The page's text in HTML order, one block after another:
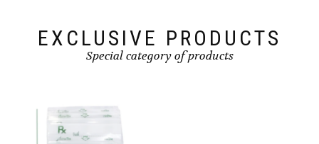
EXCLUSIVE PRODUCTS
Special category of products